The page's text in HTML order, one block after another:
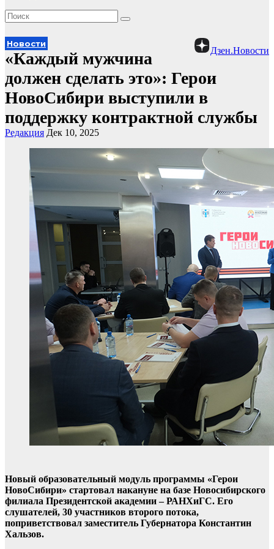
Дзен.Новости
Новости
«Каждый мужчина
должен сделать это»: Герои
НовоСибири выступили в
поддержку контрактной службы
Редакция Дек 10, 2025
Новый образовательный модуль программы «Герои
НовоСибири» стартовал накануне на базе Новосибирского
филиала Президентской академии – РАНХиГС. Его
слушателей, 30 участников второго потока,
поприветствовал заместитель Губернатора Константин
Хальзов.